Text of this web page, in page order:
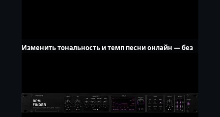
Изменить тональность и темп песни онлайн — без